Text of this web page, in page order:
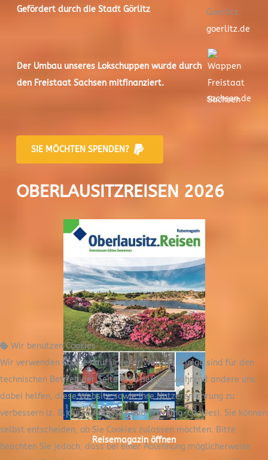
Gefördert durch die Stadt Görlitz
goerlitz.de
Der Umbau unseres Lokschuppen wurde durch
den Freistaat Sachsen mitfinanziert.
sachsen.de
SIE MÖCHTEN SPENDEN?
OBERLAUSITZREISEN 2026
Reisemagazin öffnen
Wir benutzen Cookies
Wir verwenden Cookies auf unserer Website. Einige sind für den
technischen Betrieb der Seite erforderlich, während andere uns
dabei helfen, diese Website sowie Ihre Nutzererfahrung zu
verbessern (z. B. durch Analyse- und Tracking-Cookies). Sie können
selbst entscheiden, ob Sie Cookies zulassen möchten. Bitte
beachten Sie jedoch, dass bei einer Ablehnung möglicherweise